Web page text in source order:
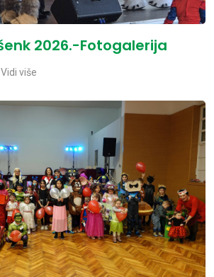
2026.-Fotogalerija
Vidi više